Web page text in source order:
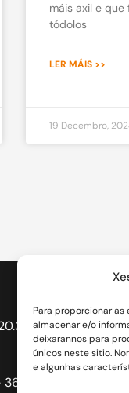
Para proporcionar
almacenar e/o
deixarannos para
únicos neste sitio.
e algunhas
máis axil e
tódolos
LER MÁIS >>
19 Decembro,
a 21.30h.
Pontevedra